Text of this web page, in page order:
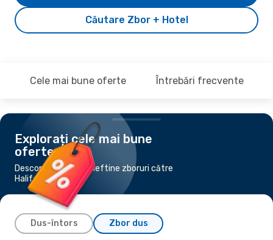
Căutare Zbor + Hotel
Cele mai bune oferte Întrebări frecvente
Explorați cele mai bune
oferte
Descoperă cele mai ieftine zboruri către
Halifax
Dus-întors Zbor dus